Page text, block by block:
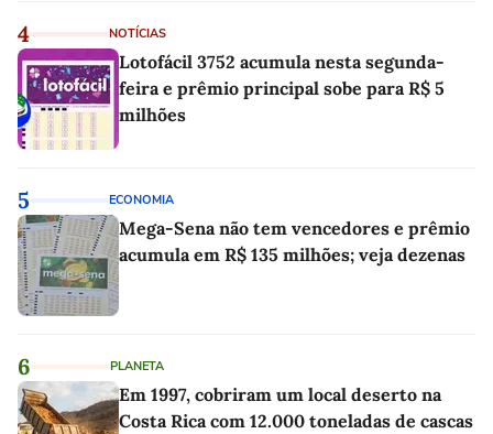
4 NOTÍCIAS
Lotofácil 3752 acumula nesta segunda-
feira e prêmio principal sobe para R$ 5
milhões
5 ECONOMIA
Mega-Sena não tem vencedores e prêmio
acumula em R$ 135 milhões; veja dezenas
6 PLANETA
Em 1997, cobriram um local deserto na
Costa Rica com 12.000 toneladas de cascas